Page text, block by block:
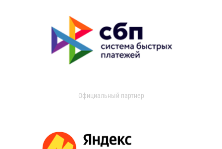
Официальный партнер